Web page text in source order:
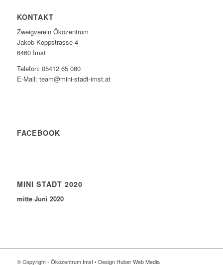
KONTAKT
Zweigverein Ökozentrum
Jakob-Koppstrasse 4
6460 Imst
Telefon: 05412 65 080
E-Mail: team@mini-stadt-imst.at
FACEBOOK
MINI STADT 2020
mitte Juni 2020
© Copyright - Ökozentrum Imst • Design Huber Web Media